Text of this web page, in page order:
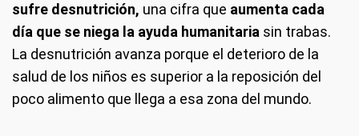
sufre desnutrición, una cifra que aumenta cada
día que se niega la ayuda humanitaria sin trabas.
La desnutrición avanza porque el deterioro de la
salud de los niños es superior a la reposición del
poco alimento que llega a esa zona del mundo.